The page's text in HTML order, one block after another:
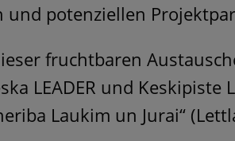
und potenziellen
fruchtbaren
LEADER und Keskipiste
Laukim un Jurai“